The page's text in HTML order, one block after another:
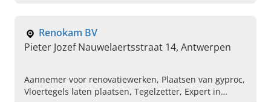
Renokam BV
Pieter Jozef Nauwelaertsstraat 14, Antwerpen
Aannemer voor renovatiewerken, Plaatsen van gyproc,
Vloertegels laten plaatsen, Tegelzetter, Expert in